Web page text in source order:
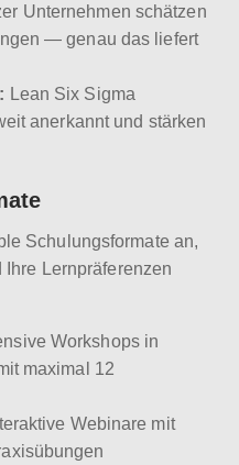
Unternehmen schätzen
— genau das liefert
Lean Six Sigma
anerkannt und stärken
Schulungsformate an,
Lernpräferenzen
Workshops in
maximal 12
Webinare mit